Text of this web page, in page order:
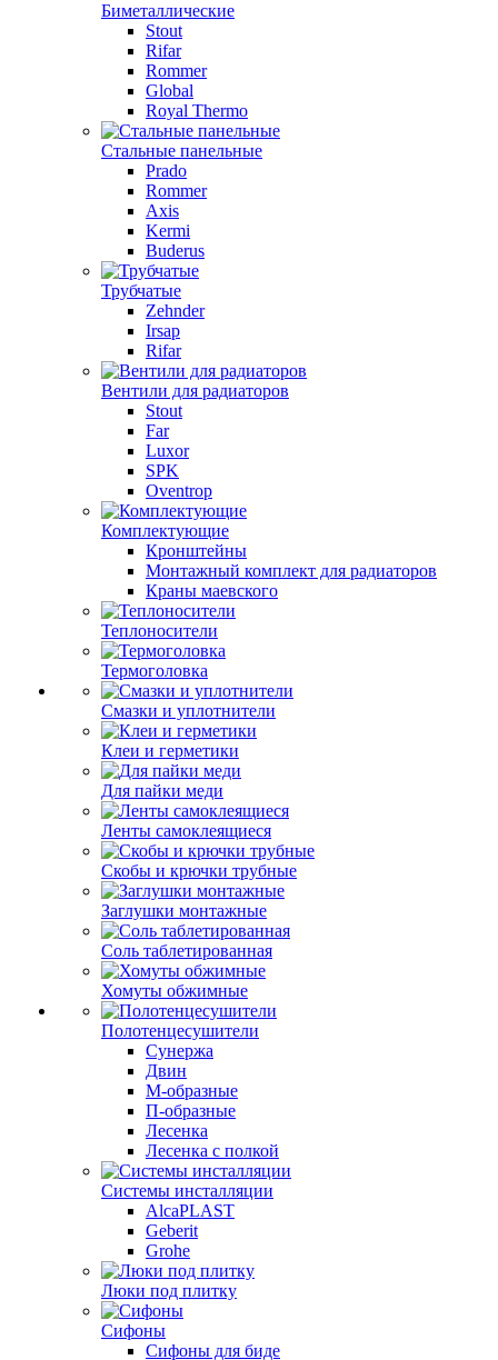
Биметаллические
Stout
Rifar
Rommer
Global
Royal Thermo
Стальные панельные
Prado
Rommer
Axis
Kermi
Buderus
Трубчатые
Zehnder
Irsap
Rifar
Вентили для радиаторов
Stout
Far
Luxor
SPK
Oventrop
Комплектующие
Кронштейны
Монтажный комплект для радиаторов
Краны маевского
Теплоносители
Термоголовка
Смазки и уплотнители
Клеи и герметики
Для пайки меди
Ленты самоклеящиеся
Скобы и крючки трубные
Заглушки монтажные
Соль таблетированная
Хомуты обжимные
Полотенцесушители
Сунержа
Двин
М-образные
П-образные
Лесенка
Лесенка с полкой
Системы инсталляции
AlcaPLAST
Geberit
Grohe
Люки под плитку
Сифоны
Сифoны для биде